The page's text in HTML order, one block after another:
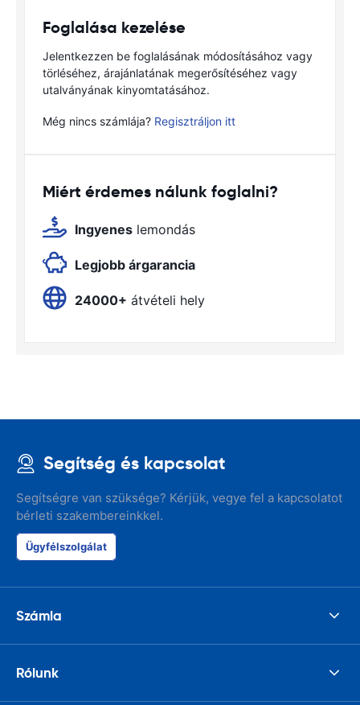
Foglalása kezelése
Jelentkezzen be foglalásának módosításához vagy
törléséhez, árajánlatának megerősítéséhez vagy
utalványának kinyomtatásához.
Még nincs számlája? Regisztráljon itt
Miért érdemes nálunk foglalni?
Ingyenes lemondás
Legjobb árgarancia
24000+ átvételi hely
Segítség és kapcsolat
Segítségre van szüksége? Kérjük, vegye fel a kapcsolatot
bérleti szakembereinkkel.
Ügyfélszolgálat
Számla
Rólunk